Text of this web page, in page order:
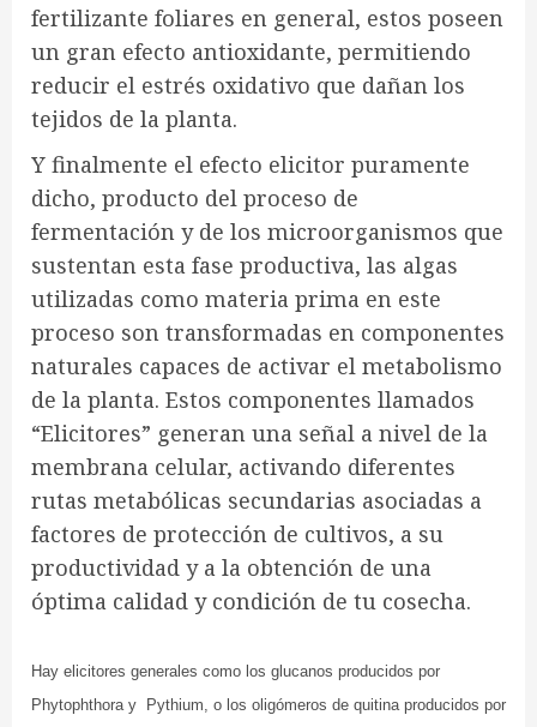
fertilizante foliares en general, estos poseen
un gran efecto antioxidante, permitiendo
reducir el estrés oxidativo que dañan los
tejidos de la planta.
Y finalmente el efecto elicitor puramente
dicho, producto del proceso de
fermentación y de los microorganismos que
sustentan esta fase productiva, las algas
utilizadas como materia prima en este
proceso son transformadas en componentes
naturales capaces de activar el metabolismo
de la planta. Estos componentes llamados
“Elicitores” generan una señal a nivel de la
membrana celular, activando diferentes
rutas metabólicas secundarias asociadas a
factores de protección de cultivos, a su
productividad y a la obtención de una
óptima calidad y condición de tu cosecha.
Hay elicitores generales como los glucanos producidos por
Phytophthora y Pythium, o los oligómeros de quitina producidos por